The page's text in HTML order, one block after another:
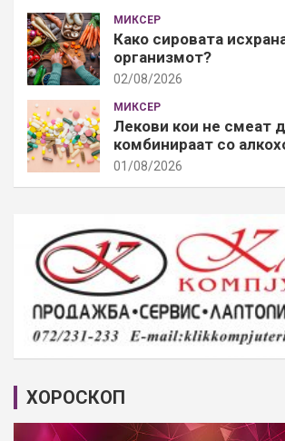
МИКСЕР
Како сировата
организмот?
02/08/2026
МИКСЕР
Лекови кои не смеат
комбинираат со
01/08/2026
ХОРОСКОП